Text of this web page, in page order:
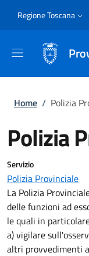
Slim
Regione Toscana
Briciole di
Home / Polizia
Polizia
Servizio
Polizia Provinciale
La Polizia
delle funzioni ad
le quali in
a) vigilare
altri provvedimenti